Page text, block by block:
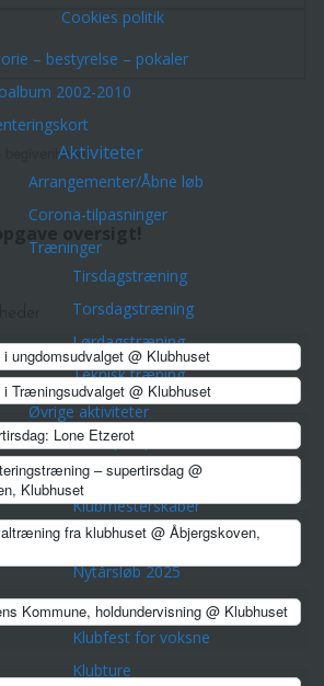
Cookies politik
– bestyrelse – pokaler
2002-2010
Aktiviteter
Arrangementer/Åbne løb
Corona-tilpasninger
Træninger
Tirsdagstræning
Torsdagstræning
Lørdagstræning
Teknisk træning
Øvrige aktiviteter
Championpokalen
Divisionsturneringen
Klubmesterskaber
Park Tour 2026
Nytårsløb 2025
Dark Trail Horsens
Klubfest for voksne
Klubture
begivenheder.
i ungdomsudvalget @ Klubhuset
i Træningsudvalget @ Klubhuset
Lone Etzerot
– supertirsdag @
Klubhuset
fra klubhuset @ Åbjergskoven,
Kommune, holdundervisning @ Klubhuset